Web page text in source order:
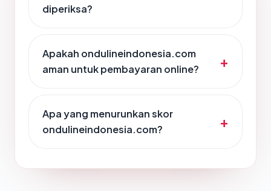
diperiksa?
Apakah ondulineindonesia.com
aman untuk pembayaran online?
Apa yang menurunkan skor
ondulineindonesia.com?